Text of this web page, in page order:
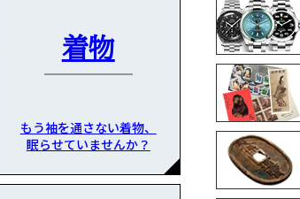
着物
もう袖を通さない着物、
眠らせていませんか？